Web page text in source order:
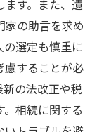
す。また、遺
の助言を求め
選定も慎重に
慮することが必
の法改正や税
相続に関する